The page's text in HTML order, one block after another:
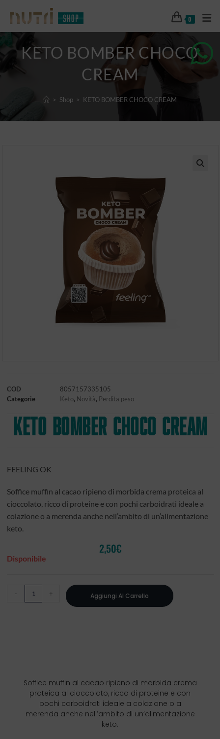
0
KETO BOMBER CHOCO
CREAM
> Shop > KETO BOMBER CHOCO CREAM
COD
8057157335105
Categorie
Keto, Novità, Perdita peso
KETO BOMBER CHOCO CREAM
FEELING OK
Soffice muffin al cacao ripieno di morbida crema proteica al
cioccolato, ricco di proteine e con pochi carboidrati ideale a
colazione o a merenda anche nell’ambito di un’alimentazione
keto.
2,50€
Disponibile
- + Aggiungi Al Carrello
Soffice muffin al cacao ripieno di morbida crema
proteica al cioccolato, ricco di proteine e con
pochi carboidrati ideale a colazione o a
merenda anche nell’ambito di un’alimentazione
keto.